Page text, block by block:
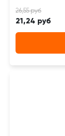
21,24 руб